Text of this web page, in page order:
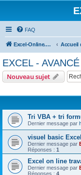
FAQ
Excel-Online.net Accueil
EXCEL - AVANCÉ
Nouveau sujet
Tri VBA + tri
Dernier message par
visuel basic Excel
Dernier message par
Réponses : 1
Excel on line
Dernier message par
Réponses : 4